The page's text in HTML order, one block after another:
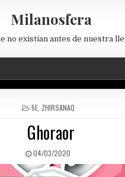
Milanosfera
no existían antes de nuestra
POSTED
IN
5E, ZHIRSANAQ
Ghoraor
PUBLISHED
DATE:
04/03/2020